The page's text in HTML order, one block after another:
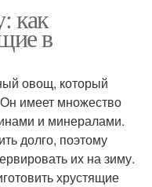
как
в
овощ, который
имеет множество
и минералами.
долго, поэтому
их на зиму.
хрустящие